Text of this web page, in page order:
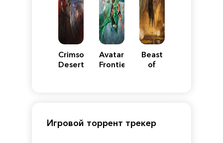
Crimson
Desert
Avatar:
Frontiers
Beast
of
Игровой торрент трекер